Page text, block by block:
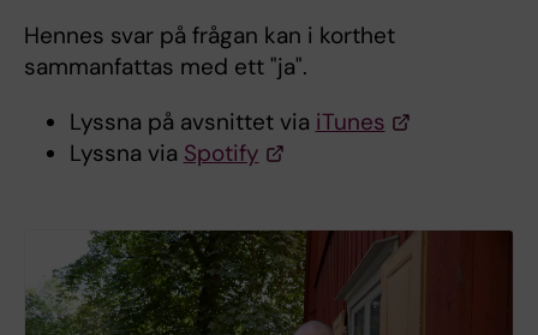
Hennes svar på frågan kan i korthet
sammanfattas med ett "ja".
Lyssna på avsnittet via iTunes
Lyssna via Spotify